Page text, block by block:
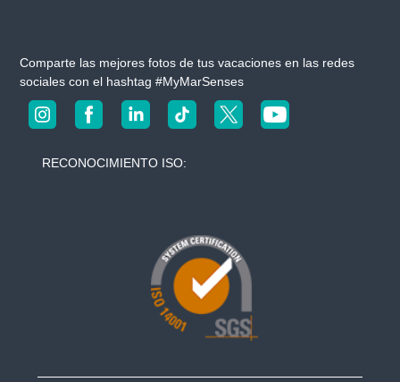
Comparte las mejores fotos de tus vacaciones en las redes
sociales con el hashtag #MyMarSenses
RECONOCIMIENTO ISO: